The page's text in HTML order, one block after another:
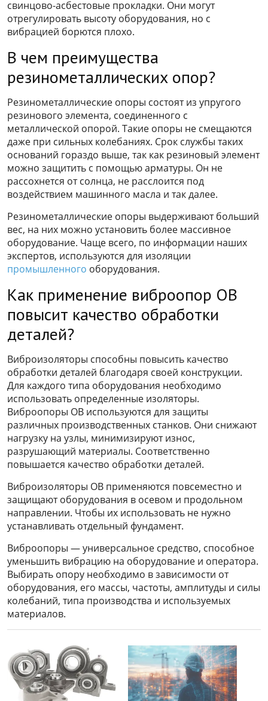
свинцово-асбестовые прокладки. Они могут
отрегулировать высоту оборудования, но с
вибрацией борются плохо.
В чем преимущества
резинометаллических опор?
Резинометаллические опоры состоят из упругого
резинового элемента, соединенного с
металлической опорой. Такие опоры не смещаются
даже при сильных колебаниях. Срок службы таких
оснований гораздо выше, так как резиновый элемент
можно защитить с помощью арматуры. Он не
рассохнется от солнца, не расслоится под
воздействием машинного масла и так далее.
Резинометаллические опоры выдерживают больший
вес, на них можно установить более массивное
оборудование. Чаще всего, по информации наших
экспертов, используются для изоляции
промышленного оборудования.
Как применение виброопор ОВ
повысит качество обработки
деталей?
Виброизоляторы способны повысить качество
обработки деталей благодаря своей конструкции.
Для каждого типа оборудования необходимо
использовать определенные изоляторы.
Виброопоры ОВ используются для защиты
различных производственных станков. Они снижают
нагрузку на узлы, минимизируют износ,
разрушающий материалы. Соответственно
повышается качество обработки деталей.
Виброизоляторы ОВ применяются повсеместно и
защищают оборудования в осевом и продольном
направлении. Чтобы их использовать не нужно
устанавливать отдельный фундамент.
Виброопоры — универсальное средство, способное
уменьшить вибрацию на оборудование и оператора.
Выбирать опору необходимо в зависимости от
оборудования, его массы, частоты, амплитуды и силы
колебаний, типа производства и используемых
материалов.